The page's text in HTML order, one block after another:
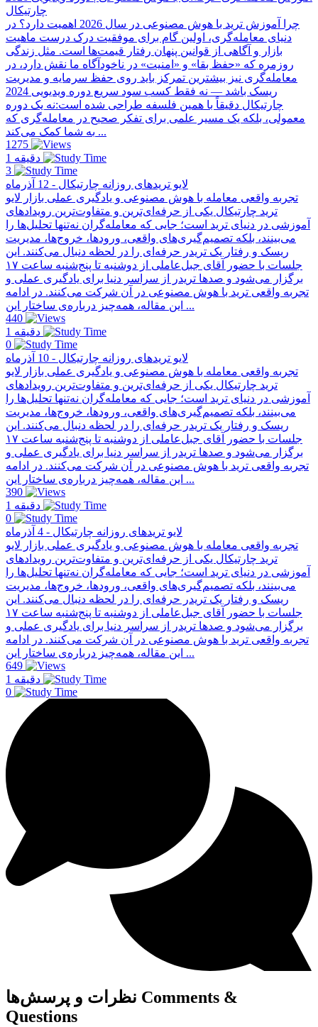
چارتیکال
چرا آموزش ترید با هوش مصنوعی در سال 2026 اهمیت دارد؟ در
دنیای معامله‌گری، اولین گام برای موفقیت درک درست ماهیت
بازار و آگاهی از قوانین پنهان رفتار قیمت‌ها است. مثل زندگی
روزمره که «حفظ بقا» و «امنیت» در ناخودآگاه ما نقش دارد، در
معامله‌گری نیز بیشترین تمرکز باید روی حفظ سرمایه و مدیریت
ریسک باشد — نه فقط کسب سود سریع دوره ویدیویی 2024
چارتیکال دقیقاً با همین فلسفه طراحی شده است:نه یک دوره
معمولی، بلکه یک مسیر علمی برای تفکر صحیح در معامله‌گری که
به شما کمک می‌کند ...
1275
1 دقیقه
3
لایو تریدهای روزانه چارتیکال - 12 آذرماه
تجربه واقعی معامله با هوش مصنوعی و یادگیری عملی بازار لایو
ترید چارتیکال یکی از حرفه‌ای‌ترین و متفاوت‌ترین رویدادهای
آموزشی در دنیای ترید است؛ جایی که معامله‌گران نه‌تنها تحلیل‌ها را
می‌بینند، بلکه تصمیم‌گیری‌های واقعی، ورودها، خروج‌ها، مدیریت
ریسک و رفتار یک تریدر حرفه‌ای را در لحظه دنبال می‌کنند. این
جلسات با حضور آقای جبل‌عاملی از دو‌شنبه تا پنج‌شنبه ساعت ۱۷
برگزار می‌شود و صدها تریدر از سراسر دنیا برای یادگیری عملی و
تجربه واقعی ترید با هوش مصنوعی در آن شرکت می‌کنند. در ادامه
این مقاله، همه‌چیز درباره‌ی ساختار این ...
440
1 دقیقه
0
لایو تریدهای روزانه چارتیکال - 10 آذرماه
تجربه واقعی معامله با هوش مصنوعی و یادگیری عملی بازار لایو
ترید چارتیکال یکی از حرفه‌ای‌ترین و متفاوت‌ترین رویدادهای
آموزشی در دنیای ترید است؛ جایی که معامله‌گران نه‌تنها تحلیل‌ها را
می‌بینند، بلکه تصمیم‌گیری‌های واقعی، ورودها، خروج‌ها، مدیریت
ریسک و رفتار یک تریدر حرفه‌ای را در لحظه دنبال می‌کنند. این
جلسات با حضور آقای جبل‌عاملی از دو‌شنبه تا پنج‌شنبه ساعت ۱۷
برگزار می‌شود و صدها تریدر از سراسر دنیا برای یادگیری عملی و
تجربه واقعی ترید با هوش مصنوعی در آن شرکت می‌کنند. در ادامه
این مقاله، همه‌چیز درباره‌ی ساختار این ...
390
1 دقیقه
0
لایو تریدهای روزانه چارتیکال - 4 آذرماه
تجربه واقعی معامله با هوش مصنوعی و یادگیری عملی بازار لایو
ترید چارتیکال یکی از حرفه‌ای‌ترین و متفاوت‌ترین رویدادهای
آموزشی در دنیای ترید است؛ جایی که معامله‌گران نه‌تنها تحلیل‌ها را
می‌بینند، بلکه تصمیم‌گیری‌های واقعی، ورودها، خروج‌ها، مدیریت
ریسک و رفتار یک تریدر حرفه‌ای را در لحظه دنبال می‌کنند. این
جلسات با حضور آقای جبل‌عاملی از دو‌شنبه تا پنج‌شنبه ساعت ۱۷
برگزار می‌شود و صدها تریدر از سراسر دنیا برای یادگیری عملی و
تجربه واقعی ترید با هوش مصنوعی در آن شرکت می‌کنند. در ادامه
این مقاله، همه‌چیز درباره‌ی ساختار این ...
649
1 دقیقه
0
نظرات و پرسش‌ها Comments &
Questions